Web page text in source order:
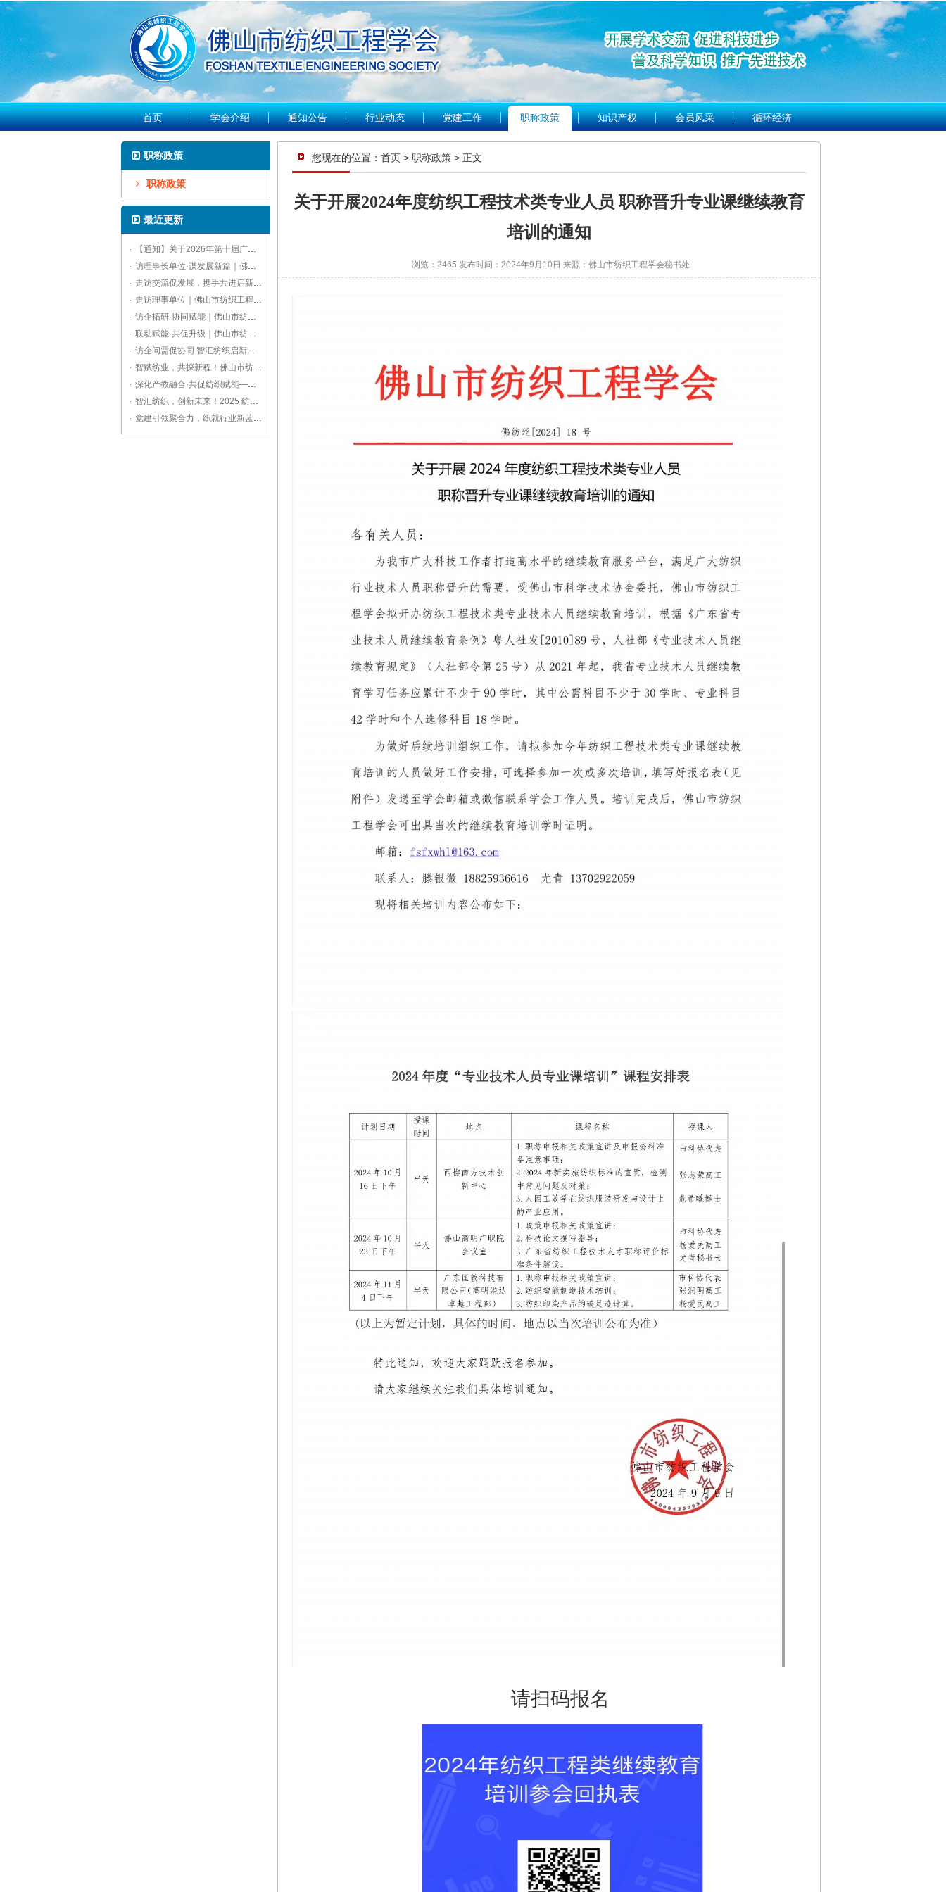
首页 学会介绍 通知公告 行业动态 党建工作 职称政策 知识产权 会员风采 循环经济
职称政策
职称政策
最近更新
·
【通知】关于2026年第十届广东国际水处理技术与设备展览会的参观通知
· 访理事长单位·谋发展新篇｜佛山市纺织工程学会走访中联品检，明确年度工作方向
· 走访交流促发展，携手共进启新程｜佛山市纺织工程学会开展重点单位拜访活动
· 走访理事单位｜佛山市纺织工程学会拜访佛山标美服饰，共话赋能纺织产业高质量发展
· 访企拓研·协同赋能｜佛山市纺织工程学会走访广东溢达，共探纺织产业创新之路
· 联动赋能·共促升级｜佛山市纺织工程学会走访副理事长单位广东德润纺织
· 访企问需促协同 智汇纺织启新程——佛山市纺织工程学会走访副理事长单位佛山格绫丝绸
· 智赋纺业，共探新程！佛山市纺织工程学会走访新监事长单位宏正科技
· 深化产教融合·共促纺织赋能——佛山市纺织工程学会拜访广东职业技术学院
· 智汇纺织，创新未来！2025 纺织科技与产业融合交流会亮点纷呈
· 党建引领聚合力，织就行业新蓝图！佛山市纺织工程学会第九届第二次理事会圆满召开
您现在的位置： 首页 > 职称政策 > 正文
关于开展2024年度纺织工程技术类专业人员 职称晋升专业课继续教育
培训的通知
浏览： 2465 发布时间： 2024年9月10日 来源： 佛山市纺织工程学会秘书处
请扫码报名